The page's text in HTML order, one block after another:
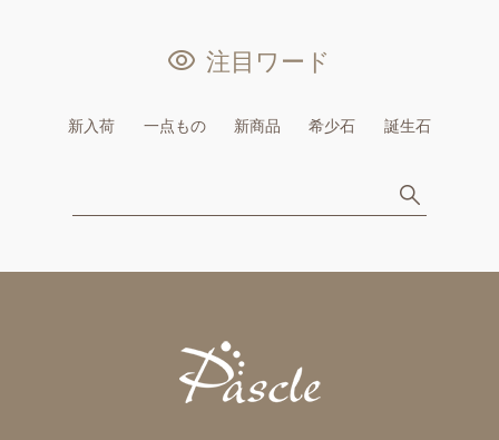
注目ワード
新入荷 一点もの 新商品 希少石 誕生石